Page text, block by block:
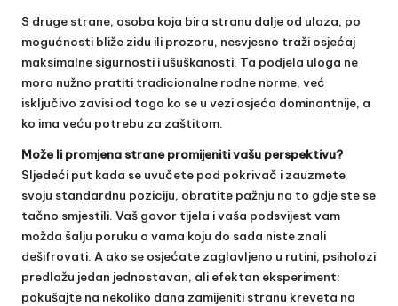
S druge strane, osoba koja bira stranu dalje od ulaza, po
mogućnosti bliže zidu ili prozoru, nesvjesno traži osjećaj
maksimalne sigurnosti i ušuškanosti. Ta podjela uloga ne
mora nužno pratiti tradicionalne rodne norme, već
isključivo zavisi od toga ko se u vezi osjeća dominantnije, a
ko ima veću potrebu za zaštitom.
Može li promjena strane promijeniti vašu perspektivu?
Sljedeći put kada se uvučete pod pokrivač i zauzmete
svoju standardnu poziciju, obratite pažnju na to gdje ste se
tačno smjestili. Vaš govor tijela i vaša podsvijest vam
možda šalju poruku o vama koju do sada niste znali
dešifrovati. A ako se osjećate zaglavljeno u rutini, psiholozi
predlažu jedan jednostavan, ali efektan eksperiment:
pokušajte na nekoliko dana zamijeniti stranu kreveta na